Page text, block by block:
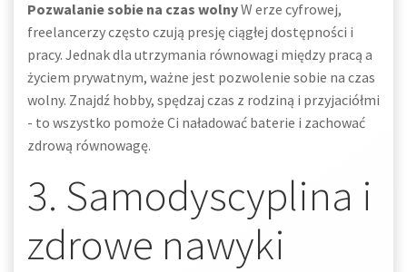
Pozwalanie sobie na czas wolnyW erze cyfrowej,
freelancerzy często czują presję ciągłej dostępności i
pracy. Jednak dla utrzymania równowagi między pracą a
życiem prywatnym, ważne jest pozwolenie sobie na czas
wolny. Znajdź hobby, spędzaj czas z rodziną i przyjaciółmi
- to wszystko pomoże Ci naładować baterie i zachować
zdrową równowagę.
3. Samodyscyplina i
zdrowe nawyki